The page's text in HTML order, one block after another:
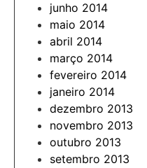
junho 2014
maio 2014
abril 2014
março 2014
fevereiro 2014
janeiro 2014
dezembro 2013
novembro 2013
outubro 2013
setembro 2013